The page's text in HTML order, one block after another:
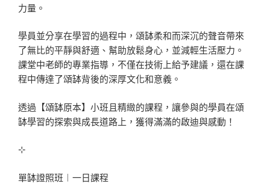
力量。
學員並分享在學習的過程中，頌缽柔和而深沉的聲音帶來
了無比的平靜與舒適、幫助放鬆身心，並減輕生活壓力。
課堂中老師的專業指導，不僅在技術上給予建議，還在課
程中傳達了頌缽背後的深厚文化和意義。
透過【頌缽原本】小班且精緻的課程，讓參與的學員在頌
缽學習的探索與成長道路上，獲得滿滿的啟迪與感動！
⊹
單缽證照班︱一日課程